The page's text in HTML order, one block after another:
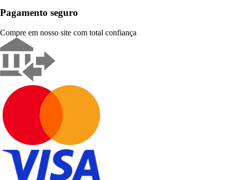
Pagamento seguro
Compre em nosso site com total confiança